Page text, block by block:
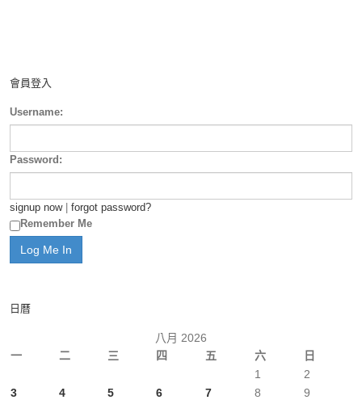
會員登入
Username:
Password:
signup now| forgot password?
Remember Me
日曆
八月 2026
一
二 三 四 五 六 日
1
2
3
4 5 6 7 8
9